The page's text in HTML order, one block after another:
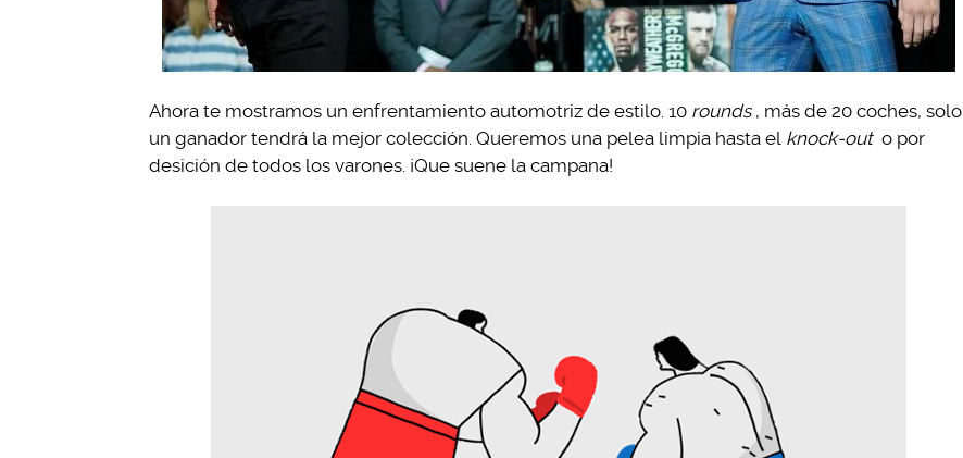
Ahora te mostramos un enfrentamiento automotriz de estilo. 10 rounds , más de 20 coches, solo
un ganador tendrá la mejor colección. Queremos una pelea limpia hasta el knock-out o por
desición de todos los varones. ¡Que suene la campana!